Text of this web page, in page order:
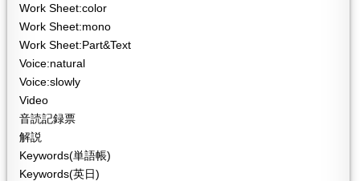
Work Sheet:color
Work Sheet:mono
Work Sheet:Part&Text
Voice:natural
Voice:slowly
Video
音読記録票
解説
Keywords(単語帳)
Keywords(英日)